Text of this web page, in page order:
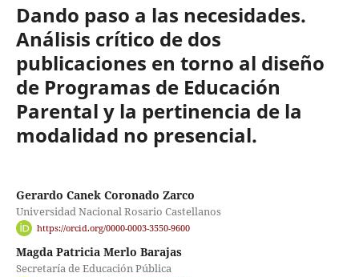
Dando paso a las necesidades.
Análisis crítico de dos
publicaciones en torno al diseño
de Programas de Educación
Parental y la pertinencia de la
modalidad no presencial.
Gerardo Canek Coronado Zarco
Universidad Nacional Rosario Castellanos
https://orcid.org/0000-0003-3550-9600
Magda Patricia Merlo Barajas
Secretaría de Educación Pública